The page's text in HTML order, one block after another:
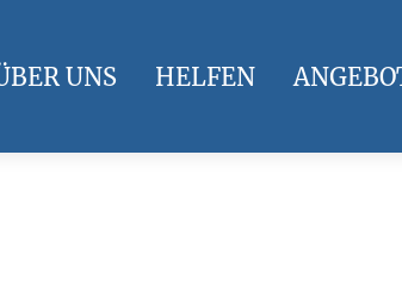
UNS HELFEN